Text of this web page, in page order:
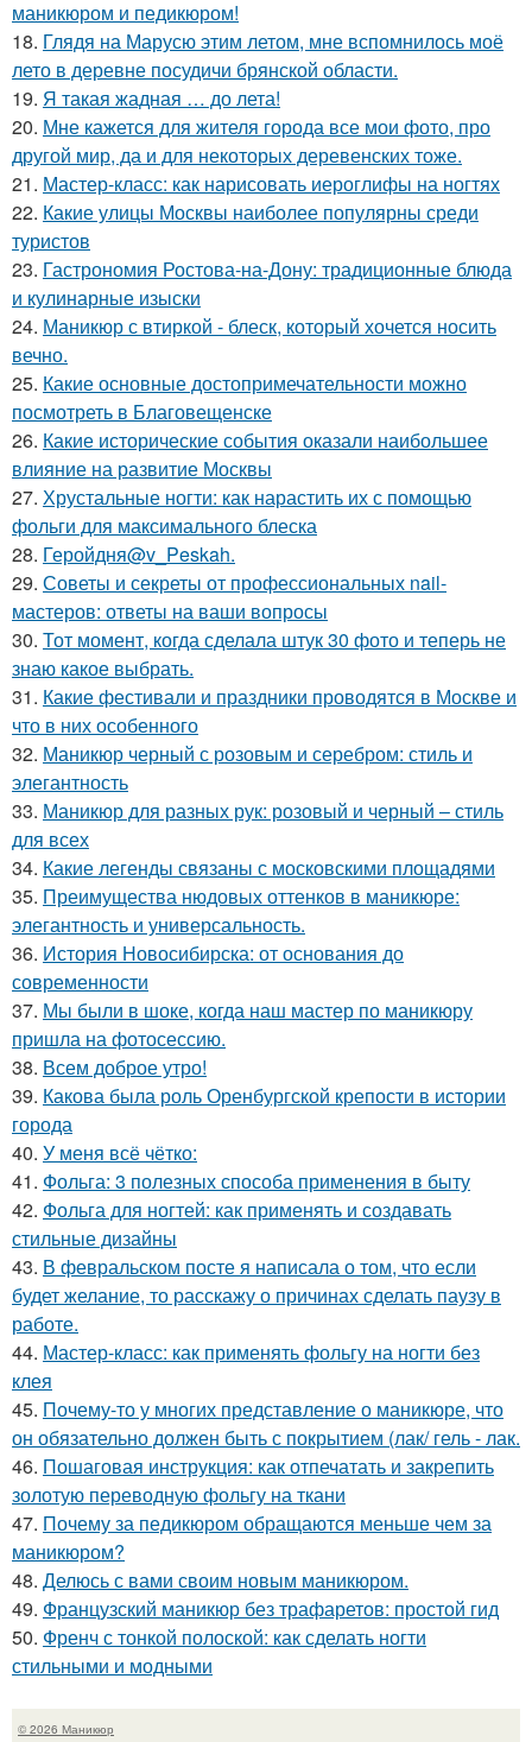
маникюром и педикюром!
18. Глядя на Марусю этим летом, мне вспомнилось моё
лето в деревне посудичи брянской области.
19. Я такая жадная … до лета!
20. Мне кажется для жителя города все мои фото, про
другой мир, да и для некоторых деревенских тоже.
21. Мастер-класс: как нарисовать иероглифы на ногтях
22. Какие улицы Москвы наиболее популярны среди
туристов
23. Гастрономия Ростова-на-Дону: традиционные блюда
и кулинарные изыски
24. Маникюр с втиркой - блеск, который хочется носить
вечно.
25. Какие основные достопримечательности можно
посмотреть в Благовещенске
26. Какие исторические события оказали наибольшее
влияние на развитие Москвы
27. Хрустальные ногти: как нарастить их с помощью
фольги для максимального блеска
28. Геройдня@v_Peskah.
29. Советы и секреты от профессиональных nail-
мастеров: ответы на ваши вопросы
30. Тот момент, когда сделала штук 30 фото и теперь не
знаю какое выбрать.
31. Какие фестивали и праздники проводятся в Москве и
что в них особенного
32. Маникюр черный с розовым и серебром: стиль и
элегантность
33. Маникюр для разных рук: розовый и черный – стиль
для всех
34. Какие легенды связаны с московскими площадями
35. Преимущества нюдовых оттенков в маникюре:
элегантность и универсальность.
36. История Новосибирска: от основания до
современности
37. Мы были в шоке, когда наш мастер по маникюру
пришла на фотосессию.
38. Всем доброе утро!
39. Какова была роль Оренбургской крепости в истории
города
40. У меня всё чётко:
41. Фольга: 3 полезных способа применения в быту
42. Фольга для ногтей: как применять и создавать
стильные дизайны
43. В февральском посте я написала о том, что если
будет желание, то расскажу о причинах сделать паузу в
работе.
44. Мастер-класс: как применять фольгу на ногти без
клея
45. Почему-то у многих представление о маникюре, что
он обязательно должен быть с покрытием (лак/ гель - лак.
46. Пошаговая инструкция: как отпечатать и закрепить
золотую переводную фольгу на ткани
47. Почему за педикюром обращаются меньше чем за
маникюром?
48. Делюсь с вами своим новым маникюром.
49. Французский маникюр без трафаретов: простой гид
50. Френч с тонкой полоской: как сделать ногти
стильными и модными
© 2026 Маникюр